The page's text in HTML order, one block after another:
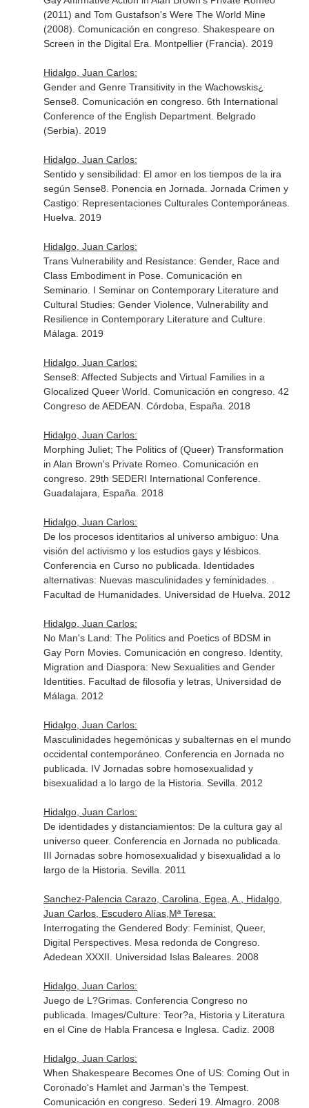
(2011) and Tom Gustafson's Were The World Mine
(2008). Comunicación en congreso. Shakespeare on
Screen in the Digital Era. Montpellier (Francia). 2019
Hidalgo, Juan Carlos:
Gender and Genre Transitivity in the Wachowskis¿
Sense8. Comunicación en congreso. 6th International
Conference of the English Department. Belgrado
(Serbia). 2019
Hidalgo, Juan Carlos:
Sentido y sensibilidad: El amor en los tiempos de la ira
según Sense8. Ponencia en Jornada. Jornada Crimen y
Castigo: Representaciones Culturales Contemporáneas.
Huelva. 2019
Hidalgo, Juan Carlos:
Trans Vulnerability and Resistance: Gender, Race and
Class Embodiment in Pose. Comunicación en
Seminario. I Seminar on Contemporary Literature and
Cultural Studies: Gender Violence, Vulnerability and
Resilience in Contemporary Literature and Culture.
Málaga. 2019
Hidalgo, Juan Carlos:
Sense8: Affected Subjects and Virtual Families in a
Glocalized Queer World. Comunicación en congreso. 42
Congreso de AEDEAN. Córdoba, España. 2018
Hidalgo, Juan Carlos:
Morphing Juliet; The Politics of (Queer) Transformation
in Alan Brown's Private Romeo. Comunicación en
congreso. 29th SEDERI International Conference.
Guadalajara, España. 2018
Hidalgo, Juan Carlos:
De los procesos identitarios al universo ambiguo: Una
visión del activismo y los estudios gays y lésbicos.
Conferencia en Curso no publicada. Identidades
alternativas: Nuevas masculinidades y feminidades. .
Facultad de Humanidades. Universidad de Huelva. 2012
Hidalgo, Juan Carlos:
No Man's Land: The Politics and Poetics of BDSM in
Gay Porn Movies. Comunicación en congreso. Identity,
Migration and Diaspora: New Sexualities and Gender
Identities. Facultad de filosofia y letras, Universidad de
Málaga. 2012
Hidalgo, Juan Carlos:
Masculinidades hegemónicas y subalternas en el mundo
occidental contemporáneo. Conferencia en Jornada no
publicada. IV Jornadas sobre homosexualidad y
bisexualidad a lo largo de la Historia. Sevilla. 2012
Hidalgo, Juan Carlos:
De identidades y distanciamientos: De la cultura gay al
universo queer. Conferencia en Jornada no publicada.
III Jornadas sobre homosexualidad y bisexualidad a lo
largo de la Historia. Sevilla. 2011
Sanchez-Palencia Carazo, Carolina, Egea, A., Hidalgo,
Juan Carlos, Escudero Alías,Mª Teresa:
Interrogating the Gendered Body: Feminist, Queer,
Digital Perspectives. Mesa redonda de Congreso.
Adedean XXXII. Universidad Islas Baleares. 2008
Hidalgo, Juan Carlos:
Juego de L?Grimas. Conferencia Congreso no
publicada. Images/Culture: Teor?a, Historia y Literatura
en el Cine de Habla Francesa e Inglesa. Cadiz. 2008
Hidalgo, Juan Carlos:
When Shakespeare Becomes One of US: Coming Out in
Coronado's Hamlet and Jarman's the Tempest.
Comunicación en congreso. Sederi 19. Almagro. 2008